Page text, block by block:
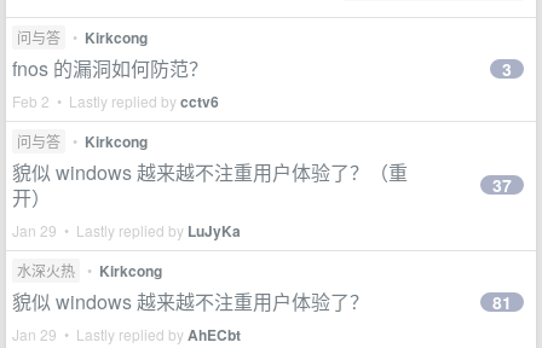
问与答 • Kirkcong
fnos 的漏洞如何防范？
Feb 2 • Lastly replied bycctv6
3
问与答 • Kirkcong
貌似 windows 越来越不注重用户体验了？（重
开）
Jan 29 • Lastly replied by LuJyKa
37
水深火热 • Kirkcong
貌似 windows 越来越不注重用户体验了？
Jan 29 • Lastly replied byAhECbt
81